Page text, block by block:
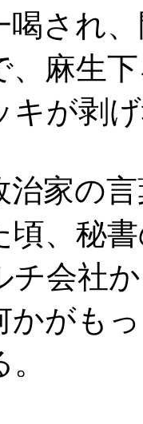
喝され
、麻生
キが剥
家の言
頃、秘
チ会社
かがも